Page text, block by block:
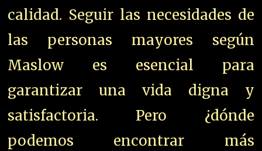
calidad. Seguir las necesidades de
las personas mayores según
Maslow es esencial para
garantizar una vida digna y
satisfactoria. Pero ¿dónde
podemos encontrar más